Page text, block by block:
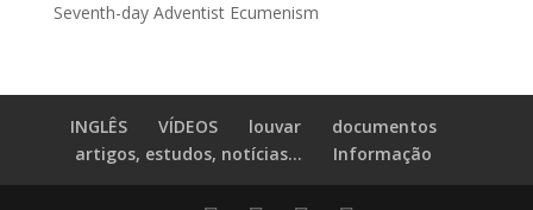
Seventh-day Adventist Ecumenism
INGLÊS VÍDEOS louvar
documentos
artigos, estudos, notícias...
Informação